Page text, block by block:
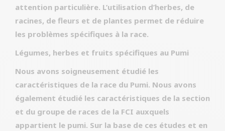
attention particulière. L’utilisation d’herbes, de
racines, de fleurs et de plantes permet de réduire
les problèmes spécifiques à la race.
Légumes, herbes et fruits spécifiques au Pumi
Nous avons soigneusement étudié les
caractéristiques de la race du Pumi. Nous avons
également étudié les caractéristiques de la section
et du groupe de races de la FCI auxquels
appartient le pumi. Sur la base de ces études et en